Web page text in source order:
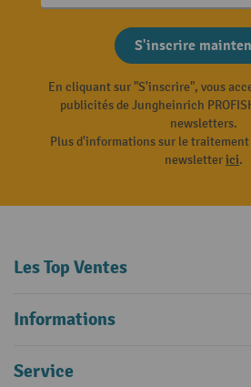
S'inscrire
En cliquant sur "S'inscrire", vous
publicités de Jungheinrich
newsletters.
Plus d'informations sur le traitement
newsletterici.
Les Top Ventes
Informations
Service